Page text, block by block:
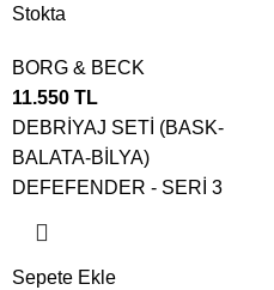
Stokta
BORG & BECK
11.550 TL
DEBRİYAJ SETİ (BASK-
BALATA-BİLYA)
DEFEFENDER - SERİ 3
Sepete Ekle